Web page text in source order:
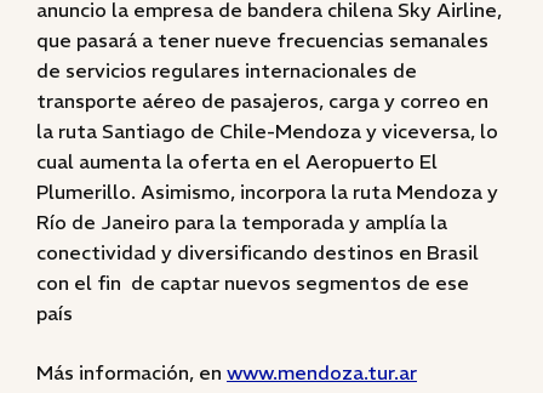
anuncio la empresa de bandera chilena Sky Airline,
que pasará a tener nueve frecuencias semanales
de servicios regulares internacionales de
transporte aéreo de pasajeros, carga y correo en
la ruta Santiago de Chile-Mendoza y viceversa, lo
cual aumenta la oferta en el Aeropuerto El
Plumerillo. Asimismo, incorpora la ruta Mendoza y
Río de Janeiro para la temporada y amplía la
conectividad y diversificando destinos en Brasil
con el fin de captar nuevos segmentos de ese
país
Más información, en www.mendoza.tur.ar